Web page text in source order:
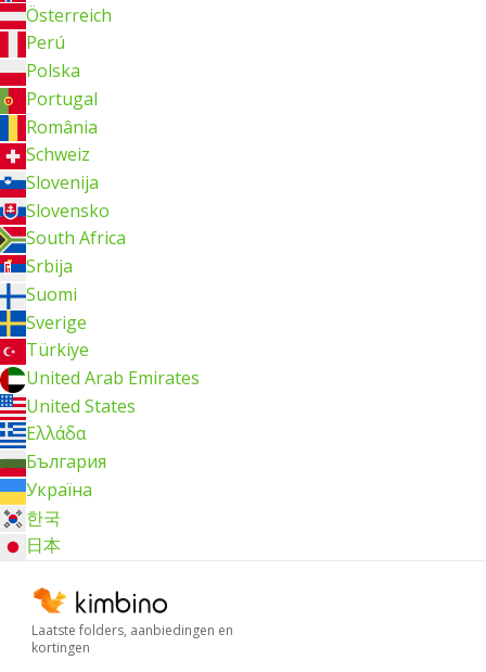
Österreich
Perú
Polska
Portugal
România
Schweiz
Slovenija
Slovensko
South Africa
Srbija
Suomi
Sverige
Türkiye
United Arab Emirates
United States
Ελλάδα
България
Україна
한국
日本
Laatste folders, aanbiedingen en
kortingen